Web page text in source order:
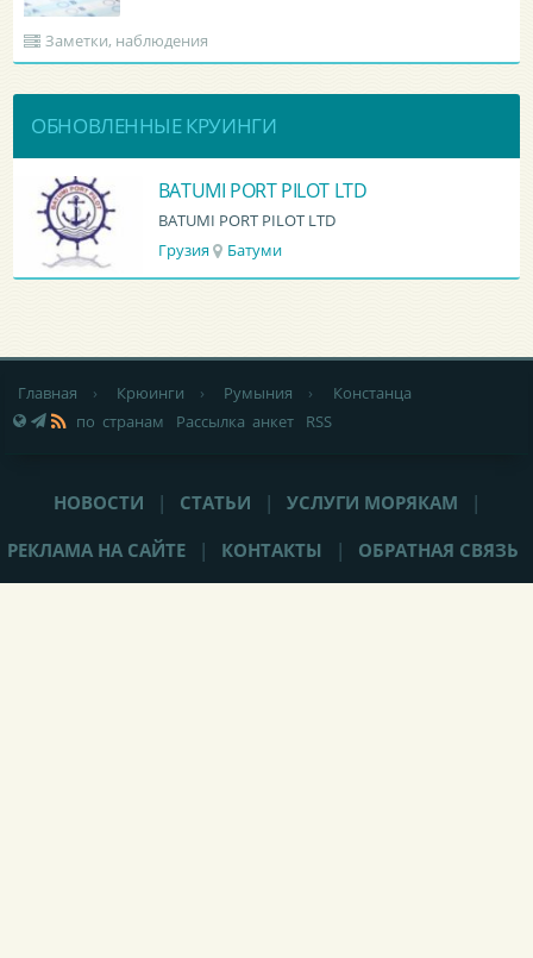
Заметки, наблюдения
ОБНОВЛЕННЫЕ КРУИНГИ
BATUMI PORT PILOT LTD
BATUMI PORT PILOT LTD
Грузия
Батуми
Главная › Крюинги › Румыния ›
Констанца
по странам
Рассылка анкет RSS
НОВОСТИ | СТАТЬИ | УСЛУГИ МОРЯКАМ
|
РЕКЛАМА НА САЙТЕ
| КОНТАКТЫ | ОБРАТНАЯ СВЯЗЬ